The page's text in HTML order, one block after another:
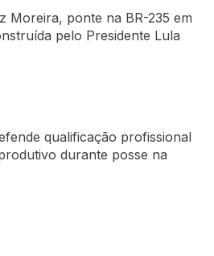
Moreira, ponte na BR-235 em
pelo Presidente Lula
qualificação profissional
durante posse na